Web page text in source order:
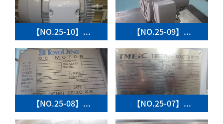
【NO.25-10】... 【NO.25-09】...
【NO.25-08】... 【NO.25-07】...